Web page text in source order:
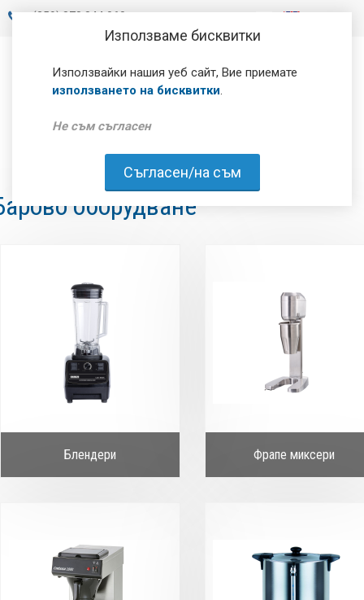
Използваме бисквитки
Използвайки нашия уеб сайт, Вие приемате
използването на бисквитки.
Не съм съгласен
Съгласен/на съм
+(359) 878 844 060
оборудване
Блендери Фрапе миксери